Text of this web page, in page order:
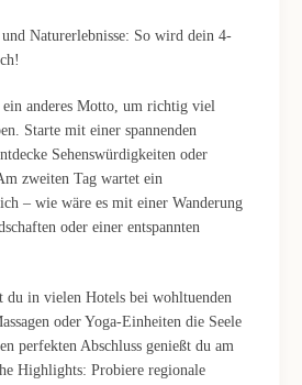
und Naturerlebnisse: So wird dein 4-
ein anderes Motto, um richtig viel
Starte mit einer spannenden
Sehenswürdigkeiten oder
zweiten Tag wartet ein
– wie wäre es mit einer Wanderung
oder einer entspannten
du in vielen Hotels bei wohltuenden
oder Yoga-Einheiten die Seele
perfekten Abschluss genießt du am
Highlights: Probiere regionale